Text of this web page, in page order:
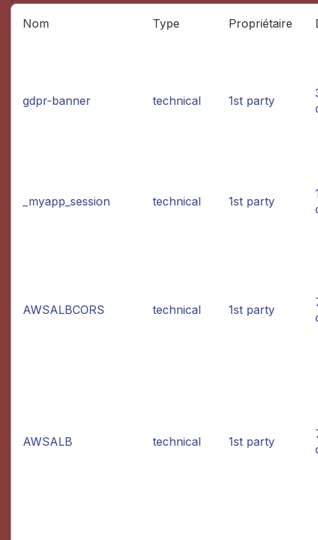
Nom
Type Propriétaire
gdpr-banner technical 1st party
_myapp_session technical 1st party
AWSALBCORS technical 1st party
AWSALB technical 1st party